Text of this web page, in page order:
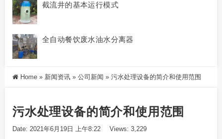
截流井的基本运行模式
全自动餐饮废水油水分离器
Home » 新闻资讯 » 公司新闻 » 污水处理设备的简介和使用范围
污水处理设备的简介和使用范围
Date: 2021年6月19日 上午8:22 Views: 3,229